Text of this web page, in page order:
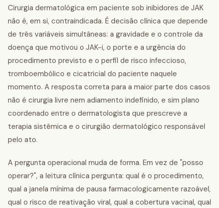
Cirurgia dermatológica em paciente sob inibidores de JAK
não é, em si, contraindicada. É decisão clínica que depende
de três variáveis simultâneas: a gravidade e o controle da
doença que motivou o JAK-i, o porte e a urgência do
procedimento previsto e o perfil de risco infeccioso,
tromboembólico e cicatricial do paciente naquele
momento. A resposta correta para a maior parte dos casos
não é cirurgia livre nem adiamento indefinido, e sim plano
coordenado entre o dermatologista que prescreve a
terapia sistêmica e o cirurgião dermatológico responsável
pelo ato.
A pergunta operacional muda de forma. Em vez de "posso
operar?", a leitura clínica pergunta: qual é o procedimento,
qual a janela mínima de pausa farmacologicamente razoável,
qual o risco de reativação viral, qual a cobertura vacinal, qual